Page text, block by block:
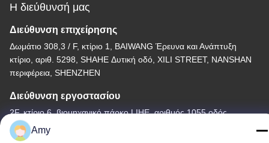
Η διεύθυνσή μας
Διεύθυνση επιχείρησης
Δωμάτιο 308,3 / F, κτίριο 1, BAIWANG Έρευνα και Ανάπτυξη
κτίριο, αριθ. 5298, SHAHE Δυτική οδό, XILI STREET, NANSHAN
περιφέρεια, SHENZHEN
Διεύθυνση εργοστασίου
2F, κτίριο 6, βιομηχανικό πάρκο LIHE, αριθμός 1055 οδός
SONGBAI, XILI, NANSHAN, SHENZHEN
Amy